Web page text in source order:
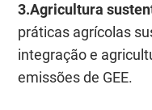
3.Agricultura
práticas agrícolas
integração e
emissões de GEE.